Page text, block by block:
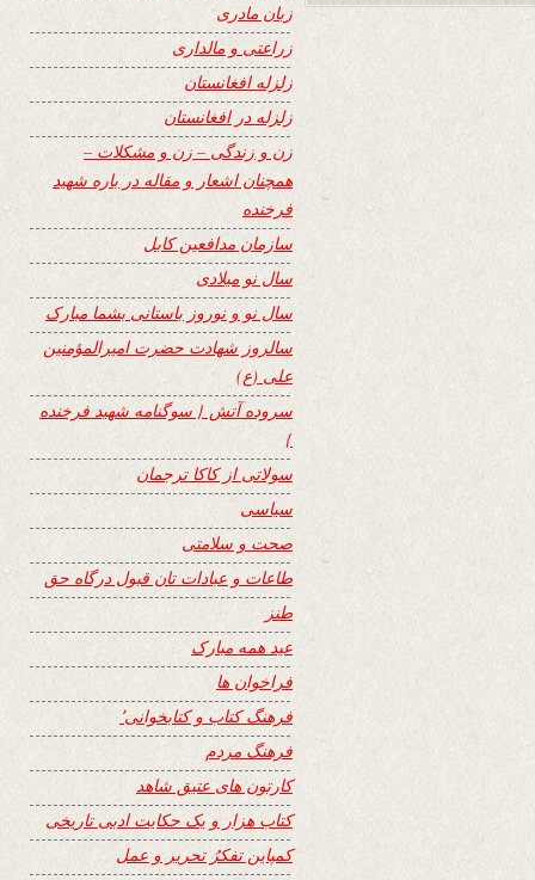
زبان مادری
زراعتی و مالداری
زلزله افغانستان
زلزله در افغانستان
زن و زندگی – زن و مشکلات –
همچنان اشعار و مقاله در باره شهید
فرخنده
سازمان مدافعین کابل
سال نو میلادی
سال نو و نوروز باستانی بشما مبارک
سالروز شهادت حضرت امیرالمؤمنین
علی (ع)
سروده آتش { سوگنامه شهید فرخنده
}
سولاتی از کاکا ترجمان
سیاسی
صحت و سلامتی
طاعات و عبادات تان قبول درگاه حق
طنز
عید همه مبارک
فراخوان ها
فرهنگ کتاب و کتابخوانی٬
فرهنگ مردم
کارتون های عتیق شاهد
کتاب هزار و یک حکایت ادبی تاریخی
کمپاین تفکرُ تحریر و عمل